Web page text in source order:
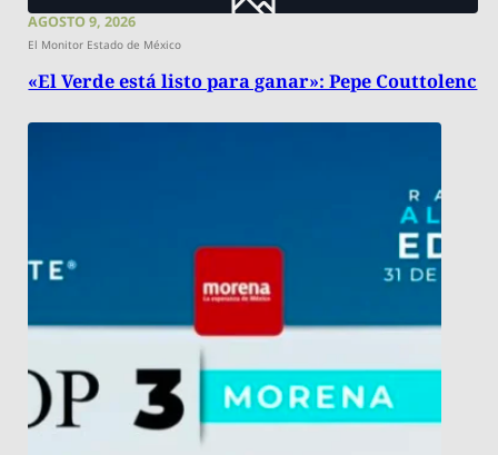
AGOSTO 9, 2026
El Monitor Estado de México
«El Verde está listo para ganar»: Pepe Couttolenc